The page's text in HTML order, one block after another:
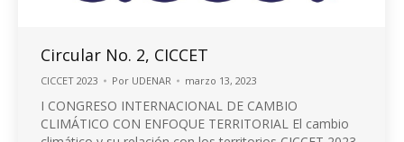
Circular No. 2, CICCET
CICCET 2023 Por UDENAR marzo 13, 2023
I CONGRESO INTERNACIONAL DE CAMBIO
CLIMÁTICO CON ENFOQUE TERRITORIAL El cambio